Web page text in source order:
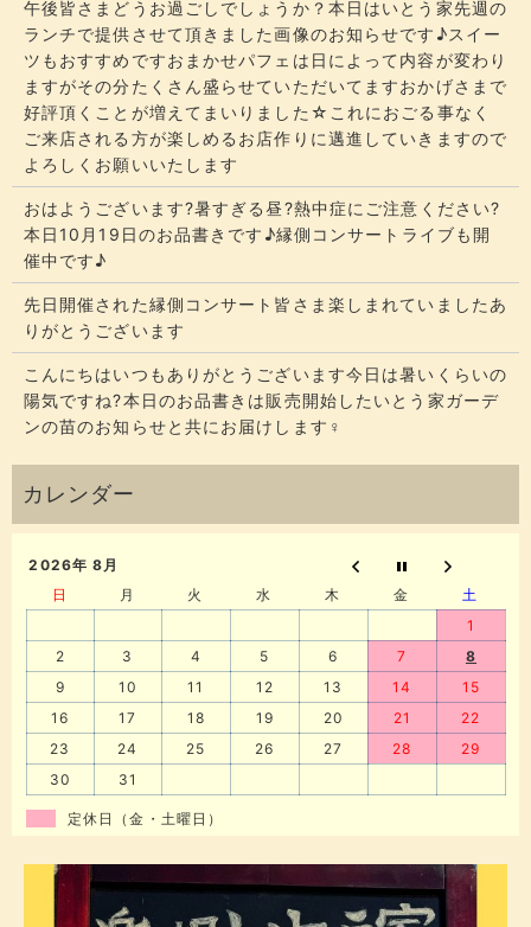
午後皆さまどうお過ごしでしょうか？​​​本日はいとう家先週の
ランチで提供させて頂きました画像のお知らせです♪スイー
ツもおすすめですおまかせパフェは日によって内容が変わり
ますがその分たくさん盛らせていただいてます​​​おかげさまで
好評頂くことが増えてまいりました☆​​これにおごる事なく
ご来店される方が楽しめるお店作りに邁進していきますので
よろしくお願いいたします
おはようございます?暑すぎる昼?熱中症にご注意ください?
本日10月19日のお品書きです♪縁側コンサートライブも開
催中です♪
先日開催された縁側コンサート皆さま楽しまれていましたあ
りがとうございます
こんにちはいつもありがとうございます今日は暑いくらいの
陽気ですね?本日のお品書きは販売開始したいとう家ガーデ
ンの苗のお知らせと共にお届けします‍♀️
2026年 8月
日
月 火 水 木 金
土
1
2
3 4 5 6 7
8
9
10 11 12 13 14
15
16
17 18 19 20 21
22
23
24 25 26 27 28
29
30
31
定休日（金・土曜日）